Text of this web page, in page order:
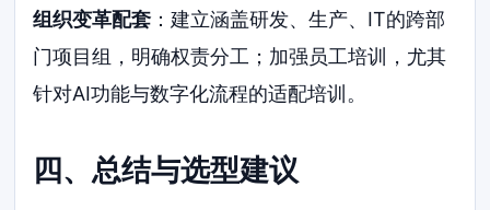
组织变革配套 ：建立涵盖研发、生产、IT的跨部
门项目组，明确权责分工；加强员工培训，尤其
针对AI功能与数字化流程的适配培训。
四、总结与选型建议